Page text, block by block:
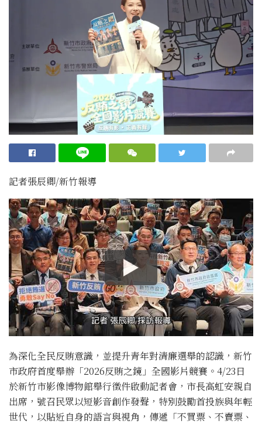
記者張辰卿/新竹報導
為深化全民反賄意識，並提升青年對清廉選舉的認識，新竹
市政府首度舉辦「2026反賄之鏡」全國影片競賽。4/23日
於新竹市影像博物館舉行徵件啟動記者會，市長高虹安親自
出席，號召民眾以短影音創作發聲，特別鼓勵首投族與年輕
世代，以貼近自身的語言與視角，傳遞「不買票、不賣票、